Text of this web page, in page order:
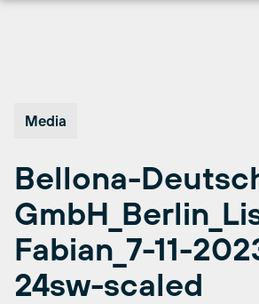
Media
Bellona-
Fabian_7-11-
24sw-scaled